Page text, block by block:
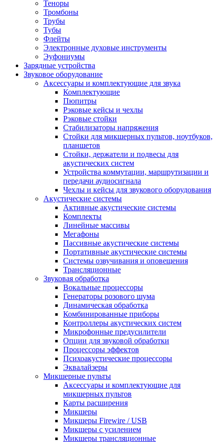
Теноры
Тромбоны
Трубы
Тубы
Флейты
Электронные духовые инструменты
Эуфониумы
Зарядные устройства
Звуковое оборудование
Аксессуары и комплектующие для звука
Комплектующие
Пюпитры
Рэковые кейсы и чехлы
Рэковые стойки
Стабилизаторы напряжения
Стойки для микшерных пультов, ноутбуков,
планшетов
Стойки, держатели и подвесы для
акустических систем
Устройства коммутации, маршрутизации и
передачи аудиосигнала
Чехлы и кейсы для звукового оборудования
Акустические системы
Активные акустические системы
Комплекты
Линейные массивы
Мегафоны
Пассивные акустические системы
Портативные акустические системы
Системы озвучивания и оповещения
Трансляционные
Звуковая обработка
Вокальные процессоры
Генераторы розового шума
Динамическая обработка
Комбинированные приборы
Контроллеры акустических систем
Микрофонные предусилители
Опции для звуковой обработки
Процессоры эффектов
Психоакустические процессоры
Эквалайзеры
Микшерные пульты
Аксессуары и комплектующие для
микшерных пультов
Карты расширения
Микшеры
Микшеры Firewire / USB
Микшеры с усилением
Микшеры трансляционные